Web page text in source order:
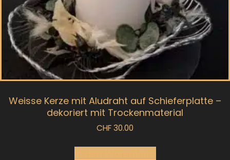
Weisse Kerze mit Aludraht auf Schieferplatte –
dekoriert mit Trockenmaterial
CHF30.00